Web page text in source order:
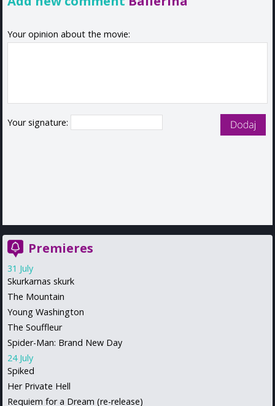
Your opinion about the movie:
Your signature:
Premieres
31 July
Skurkarnas skurk
The Mountain
Young Washington
The Souffleur
Spider-Man: Brand New Day
24 July
Spiked
Her Private Hell
Requiem for a Dream (re-release)